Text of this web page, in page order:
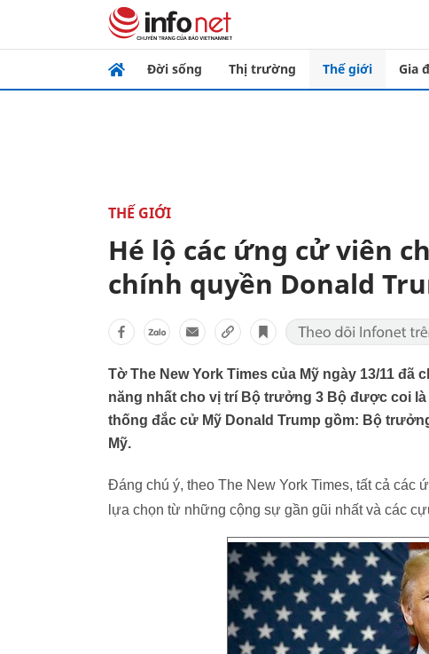
Đời sống Thị trường Thế giới Gia
THẾ GIỚI
Hé lộ các ứng cử viên
chính quyền Donald
Tờ The New York Times của Mỹ ngày 13/11
năng nhất cho vị trí Bộ trưởng 3 Bộ được coi
thống đắc cử Mỹ Donald Trump gồm: Bộ
Mỹ.
Đáng chú ý, theo The New York Times, tất cả
lựa chọn từ những cộng sự gần gũi nhất và các